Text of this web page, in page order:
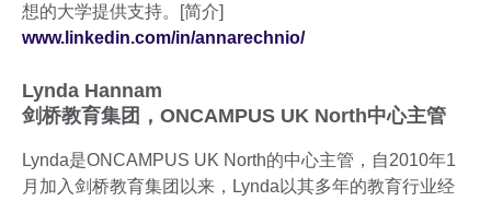
想的大学提供支持。[简介]
www.linkedin.com/in/annarechnio/
Lynda Hannam
剑桥教育集团，ONCAMPUS UK North中心主管
Lynda是ONCAMPUS UK North的中心主管，自2010年1
月加入剑桥教育集团以来，Lynda以其多年的教育行业经